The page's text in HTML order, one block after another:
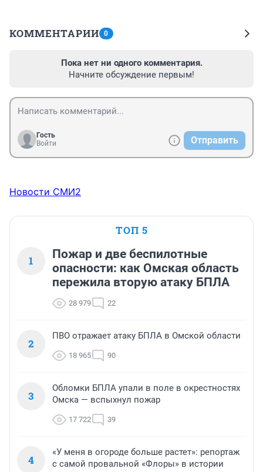
КОММЕНТАРИИ 0
Пока нет ни одного комментария.
Начните обсуждение первым!
Гость
Войти
Отправить
Новости СМИ2
ТОП 5
1
Пожар и две беспилотные
опасности: как Омская область
пережила вторую атаку БПЛА
28 979 22
2
ПВО отражает атаку БПЛА в Омской области
18 965 90
3
Обломки БПЛА упали в поле в окрестностях
Омска — вспыхнул пожар
17 722 39
4
«У меня в огороде больше растет»: репортаж
с самой провальной «Флоры» в истории